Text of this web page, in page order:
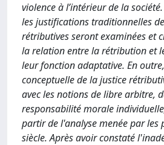
violence à l’intérieur de la
les justifications traditionnelles
rétributives seront examinées et
la relation entre la rétribution et
leur fonction adaptative. En
conceptuelle de la justice
avec les notions de libre arbitre,
responsabilité morale
partir de l'analyse menée par les
siècle. Après avoir constaté